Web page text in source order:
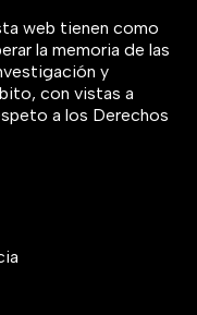
web tienen como
la memoria de las
y
con vistas a
a los Derechos